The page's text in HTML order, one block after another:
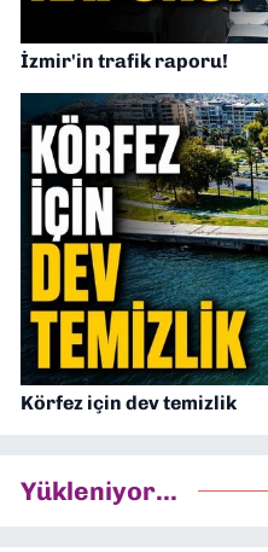
İzmir'in trafik raporu!
Körfez için dev temizlik
Yükleniyor...